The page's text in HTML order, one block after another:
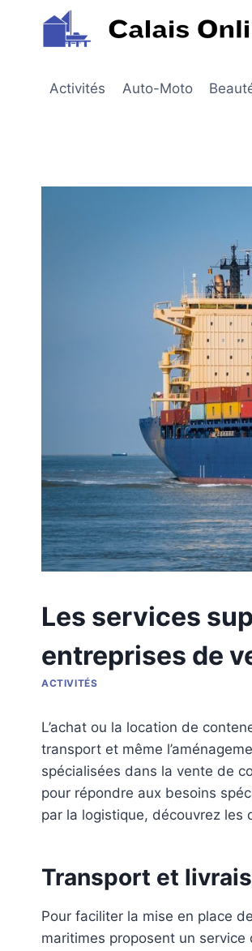
Activités Auto-Moto
Les services
entreprises de
ACTIVITÉS
L’achat ou la location de
transport et même
spécialisées dans la vente de
pour répondre aux besoins
par la logistique, découvrez
Transport et
Pour faciliter la mise en place
maritimes proposent un service